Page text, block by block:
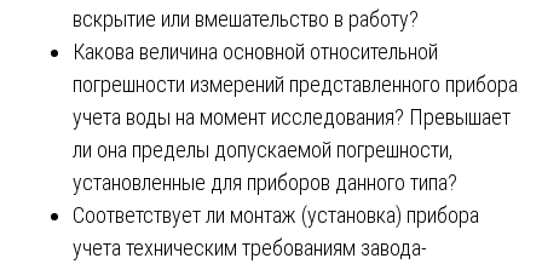
вскрытие или вмешательство в работу?
Какова величина основной относительной
погрешности измерений представленного прибора
учета воды на момент исследования? Превышает
ли она пределы допускаемой погрешности,
установленные для приборов данного типа?
Соответствует ли монтаж (установка) прибора
учета техническим требованиям завода-